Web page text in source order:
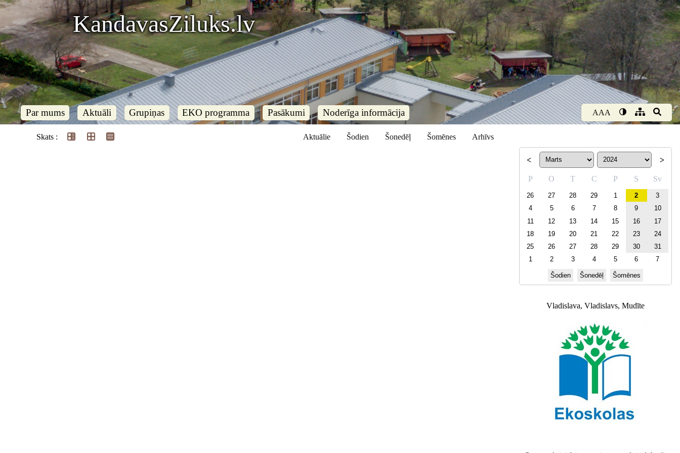
KandavasZiluks.lv
Par mums Aktuāli Grupiņas EKO programma Pasākumi Noderīga informācija AAA
Skats : Aktuālie Šodien Šonedēļ Šomēnes Arhīvs
< >
P O T C P S Sv
26 27 28 29 1 2
3
4
5 6 7 8 9
10
11
12 13 14 15 16
17
18
19 20 21 22 23
24
25
26 27 28 29 30
31
1
2 3 4 5 6 7
Šodien Šonedēļ Šomēnes
Vladislava, Vladislavs, Mudīte